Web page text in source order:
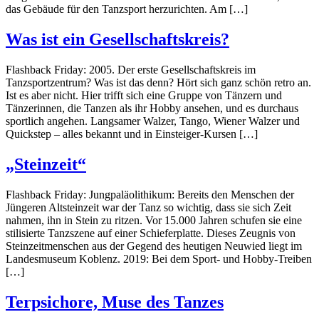
das Gebäude für den Tanzsport herzurichten. Am […]
Was ist ein Gesellschaftskreis?
Flashback Friday: 2005. Der erste Gesellschaftskreis im
Tanzsportzentrum? Was ist das denn? Hört sich ganz schön retro an.
Ist es aber nicht. Hier trifft sich eine Gruppe von Tänzern und
Tänzerinnen, die Tanzen als ihr Hobby ansehen, und es durchaus
sportlich angehen. Langsamer Walzer, Tango, Wiener Walzer und
Quickstep – alles bekannt und in Einsteiger-Kursen […]
„Steinzeit“
Flashback Friday: Jungpaläolithikum: Bereits den Menschen der
Jüngeren Altsteinzeit war der Tanz so wichtig, dass sie sich Zeit
nahmen, ihn in Stein zu ritzen. Vor 15.000 Jahren schufen sie eine
stilisierte Tanzszene auf einer Schieferplatte. Dieses Zeugnis von
Steinzeitmenschen aus der Gegend des heutigen Neuwied liegt im
Landesmuseum Koblenz. 2019: Bei dem Sport- und Hobby-Treiben
[…]
Terpsichore, Muse des Tanzes